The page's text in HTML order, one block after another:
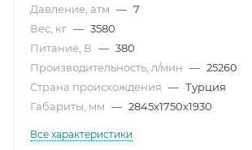
Давление, атм — 7
Вес, кг — 3580
Питание, В — 380
Производительность, л/мин — 25260
Страна происхождения — Турция
Габариты, мм — 2845х1750х1930
Все характеристики